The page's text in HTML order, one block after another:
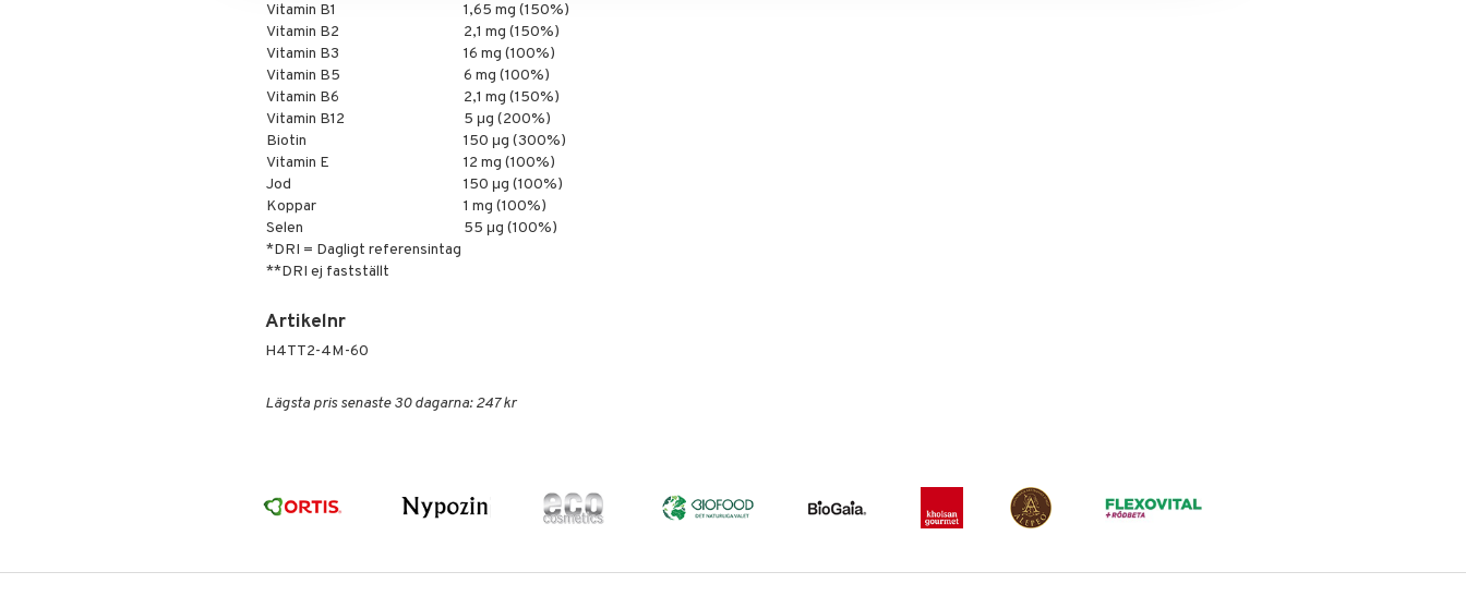
Vitamin B1
1,65 mg (150%)
Vitamin B2
2,1 mg (150%)
Vitamin B3
16 mg (100%)
Vitamin B5
6 mg (100%)
Vitamin B6
2,1 mg (150%)
Vitamin B12
5 μg (200%)
Biotin
150 μg (300%)
Vitamin E
12 mg (100%)
Jod
150 μg (100%)
Koppar
1 mg (100%)
Selen
55 μg (100%)
*DRI = Dagligt referensintag
**DRI ej fastställt
Artikelnr
H4TT2-4M-60
Lägsta pris senaste 30 dagarna: 247 kr